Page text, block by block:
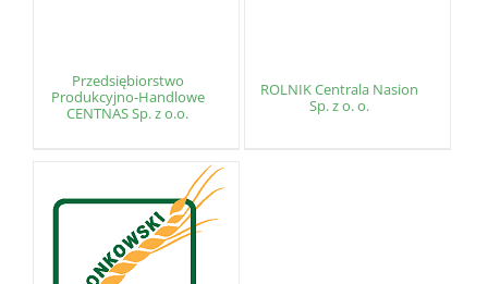
Przedsiębiorstwo
Produkcyjno-Handlowe
CENTNAS Sp. z o.o.
ROLNIK Centrala Nasion
Sp. z o. o.